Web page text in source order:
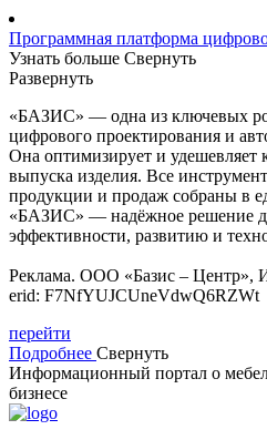
Программная платформа
Узнать больше Свернуть
Развернуть
«БАЗИС» — одна из ключевых
цифрового проектирования и
Она оптимизирует и удешевляет
выпуска изделия. Все
продукции и продаж собраны в
«БАЗИС» — надёжное решение
эффективности, развитию и
Реклама. ООО «Базис – Центр»,
erid: F7NfYUJCUneVdwQ6RZWt
перейти
Подробнее Свернуть
Информационный портал о
бизнесе